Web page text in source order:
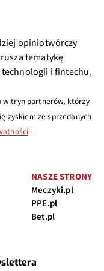
opiniotwórczy
tematykę
i fintechu.
witryn partnerów, którzy
zyskiem ze sprzedanych
.
NASZE STRONY
Meczyki.pl
PPE.pl
Bet.pl